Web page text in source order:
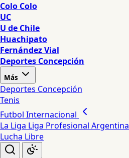
Colo Colo
UC
U de Chile
Huachipato
Fernández Vial
Deportes Concepción
Más
Deportes Concepción
Tenis
Futbol Internacional
La Liga Liga Profesional Argentina
Lucha Libre